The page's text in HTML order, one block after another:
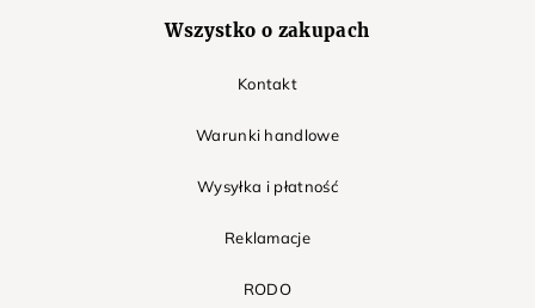
Wszystko o zakupach
Kontakt
Warunki handlowe
Wysyłka i płatność
Reklamacje
RODO